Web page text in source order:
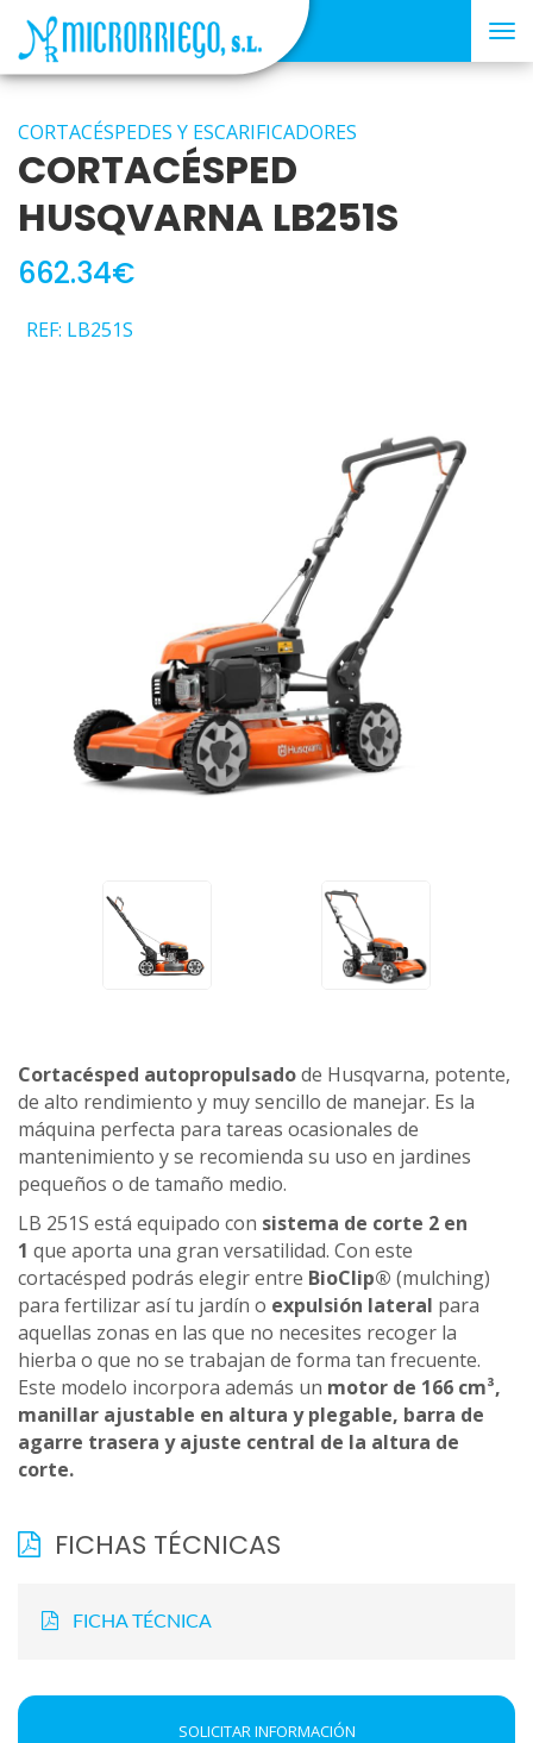
CORTACÉSPEDES Y ESCARIFICADORES
CORTACÉSPED
HUSQVARNA LB251S
662.34€
REF: LB251S
Cortacésped autopropulsadode Husqvarna, potente,
de alto rendimiento y muy sencillo de manejar. Es la
máquina perfecta para tareas ocasionales de
mantenimiento y se recomienda su uso en jardines
pequeños o de tamaño medio.
LB 251S está equipado con sistema de corte 2 en
1 que aporta una gran versatilidad. Con este
cortacésped podrás elegir entre BioClip® (mulching)
para fertilizar así tu jardín o expulsión lateral para
aquellas zonas en las que no necesites recoger la
hierba o que no se trabajan de forma tan frecuente.
Este modelo incorpora además un motor de 166 cm³,
manillar ajustable en altura y plegable, barra de
agarre trasera y ajuste central de la altura de
corte.
FICHAS TÉCNICAS
FICHA TÉCNICA
SOLICITAR INFORMACIÓN